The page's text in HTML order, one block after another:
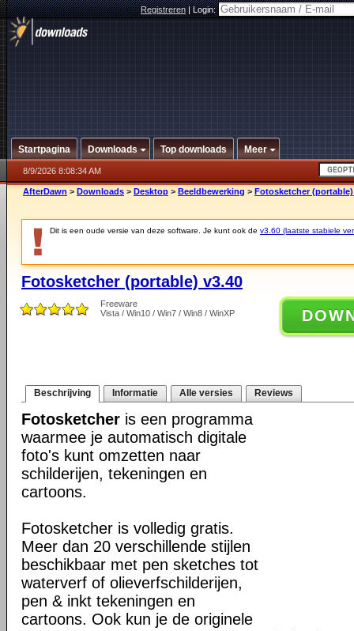
Registreren|Login:
Startpagina Downloads Top downloads Meer
8/9/2026 8:08:34 AM
AfterDawn > Downloads > Desktop > Beeldbewerking > Fotosketcher (portable)
Dit is een oude versie van deze software. Je kunt ook de v3.60 (laatste stabiele
Fotosketcher (portable) v3.40
Freeware
Vista / Win10 / Win7 / Win8 / WinXP
Beschrijving Informatie Alle versies Reviews
Fotosketcher is een programma
waarmee je automatisch digitale
foto's kunt omzetten naar
schilderijen, tekeningen en
cartoons.
Fotosketcher is volledig gratis.
Meer dan 20 verschillende stijlen
beschikbaar met pen sketches tot
waterverf of olieverfschilderijen,
pen & inkt tekeningen en
cartoons. Ook kun je de originele